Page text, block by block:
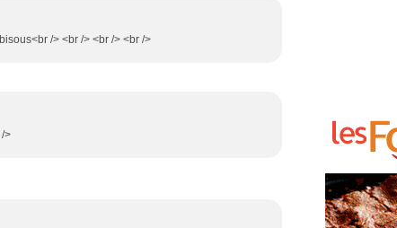
/> <br /> <br /> <br />
>